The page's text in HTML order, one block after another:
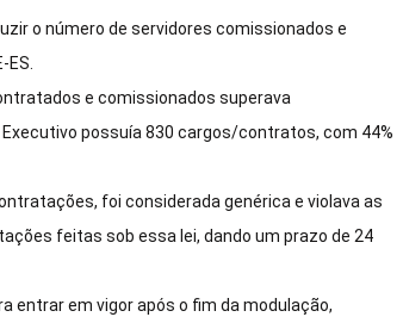
o número de servidores comissionados e
ES.
e comissionados superava
possuía 830 cargos/contratos, com 44%
foi considerada genérica e violava as
feitas sob essa lei, dando um prazo de 24
entrar em vigor após o fim da modulação,